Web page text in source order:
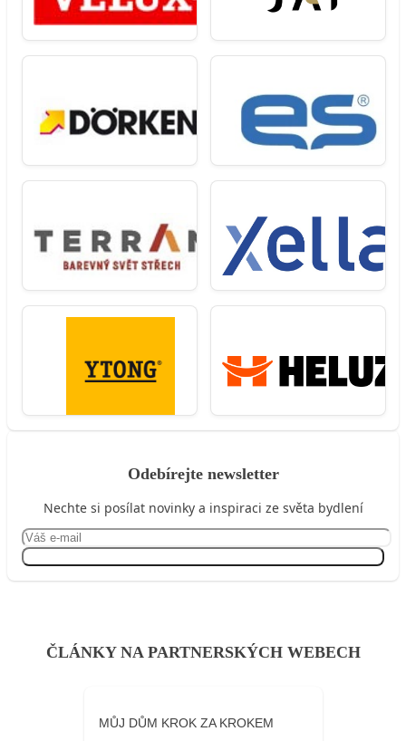
Odebírejte newsletter
Nechte si posílat novinky a inspiraci ze světa bydlení
ČLÁNKY NA PARTNERSKÝCH WEBECH
MŮJ DŮM KROK ZA KROKEM